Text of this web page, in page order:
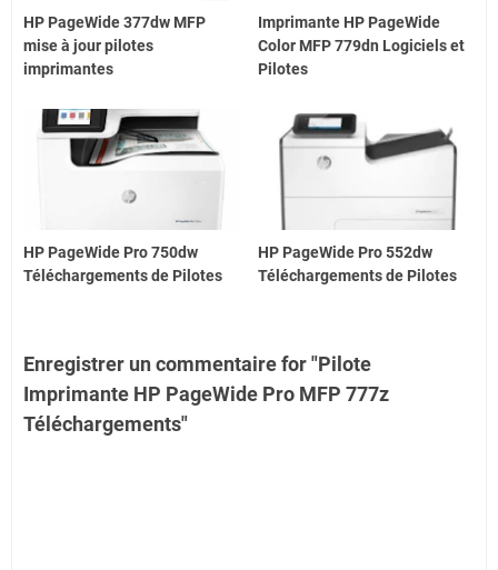
HP PageWide 377dw MFP
mise à jour pilotes
imprimantes
Imprimante HP PageWide
Color MFP 779dn Logiciels et
Pilotes
HP PageWide Pro 750dw
Téléchargements de Pilotes
HP PageWide Pro 552dw
Téléchargements de Pilotes
Enregistrer un commentaire for "Pilote
Imprimante HP PageWide Pro MFP 777z
Téléchargements"